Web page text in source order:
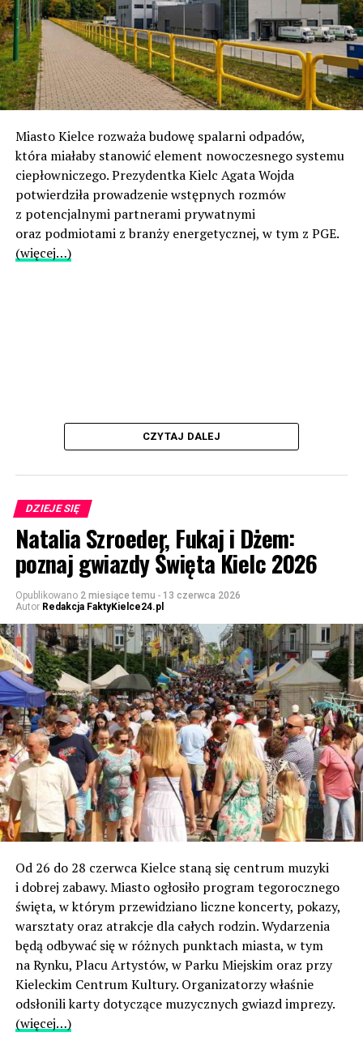
Miasto Kielce rozważa budowę spalarni odpadów,
która miałaby stanowić element nowoczesnego systemu
ciepłowniczego. Prezydentka Kielc Agata Wojda
potwierdziła prowadzenie wstępnych rozmów
z potencjalnymi partnerami prywatnymi
oraz podmiotami z branży energetycznej, w tym z PGE.
(więcej…)
CZYTAJ DALEJ
DZIEJE SIĘ
Natalia Szroeder, Fukaj i Dżem:
poznaj gwiazdy Święta Kielc 2026
Opublikowano 2 miesiące temu - 13 czerwca 2026
Autor Redakcja FaktyKielce24.pl
Od 26 do 28 czerwca Kielce staną się centrum muzyki
i dobrej zabawy. Miasto ogłosiło program tegorocznego
święta, w którym przewidziano liczne koncerty, pokazy,
warsztaty oraz atrakcje dla całych rodzin. Wydarzenia
będą odbywać się w różnych punktach miasta, w tym
na Rynku, Placu Artystów, w Parku Miejskim oraz przy
Kieleckim Centrum Kultury. Organizatorzy właśnie
odsłonili karty dotyczące muzycznych gwiazd imprezy.
(więcej…)